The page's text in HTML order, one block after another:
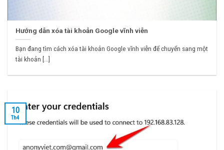
Hướng dẫn xóa tài khoản Google vĩnh viễn
Bạn đang tìm cách xóa tài khoản Google vĩnh viễn để chuyển sang một
tài khoản [...]
10
Th4